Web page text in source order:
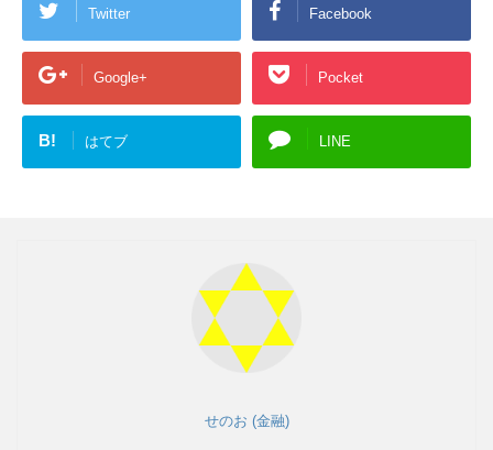
Twitter Facebook
Google+ Pocket
B! はてブ LINE
せのお (金融)